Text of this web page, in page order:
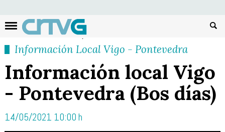
Información Local Vigo - Pontevedra
Información local Vigo
- Pontevedra (Bos días)
14/05/2021 10:00 h